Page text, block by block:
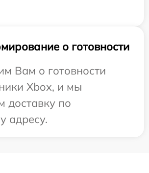
о готовности
Вам о готовности
Xbox, и мы
доставку по
адресу.